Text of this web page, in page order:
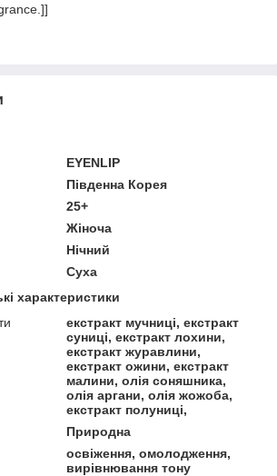
EYENLIP
Південна Корея
25+
Жіноча
Нічний
Суха
характеристики
екстракт мучниці, екстракт
суниці, екстракт лохини,
екстракт журавлини,
екстракт ожини, екстракт
малини, олія соняшника,
олія аргани, олія жожоба,
екстракт полуниці,
Природна
освіження, омолодження,
вирівнювання тону